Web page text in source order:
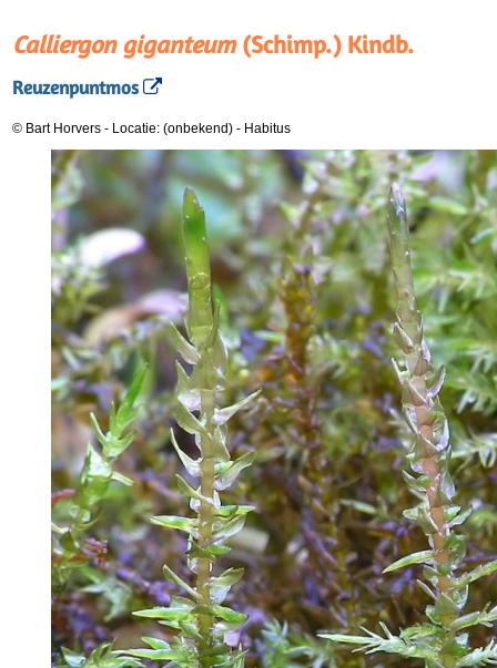
Calliergon giganteum(Schimp.) Kindb.
Reuzenpuntmos
© Bart Horvers - Locatie: (onbekend) - Habitus